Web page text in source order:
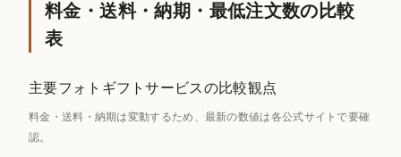
料金・送料・納期・最低注文数の比較
表
主要フォトギフトサービスの比較観点
料金・送料・納期は変動するため、最新の数値は各公式サイトで要確
認。